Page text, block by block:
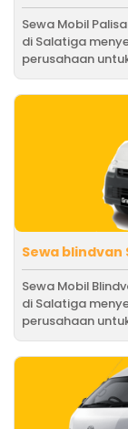
Sewa Mobil
di Salatiga
perusahaan
Sewa blindvan
Sewa Mobil
di Salatiga
perusahaan